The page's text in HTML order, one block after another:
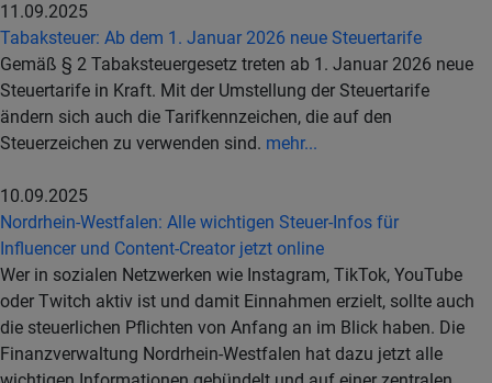
11.09.2025
Tabaksteuer: Ab dem 1. Januar 2026 neue Steuertarife
Gemäß § 2 Tabaksteuergesetz treten ab 1. Januar 2026 neue
Steuertarife in Kraft. Mit der Umstellung der Steuertarife
ändern sich auch die Tarifkennzeichen, die auf den
Steuerzeichen zu verwenden sind. mehr...
10.09.2025
Nordrhein-Westfalen: Alle wichtigen Steuer-Infos für
Influencer und Content-Creator jetzt online
Wer in sozialen Netzwerken wie Instagram, TikTok, YouTube
oder Twitch aktiv ist und damit Einnahmen erzielt, sollte auch
die steuerlichen Pflichten von Anfang an im Blick haben. Die
Finanzverwaltung Nordrhein-Westfalen hat dazu jetzt alle